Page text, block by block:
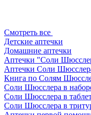
Смотреть все
Детские аптечки
Домашние аптечки
Аптечки "Соли
Аптечки Соли
Книга по Солям
Соли Шюсслера в
Соли Шюсслера в
Соли Шюсслера в